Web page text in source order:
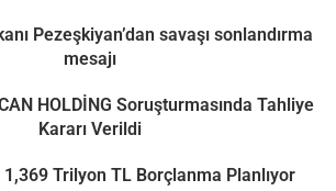
Pezeşkiyan’dan savaşı sonlandırma
mesajı
HOLDİNG Soruşturmasında Tahliye
Kararı Verildi
Trilyon TL Borçlanma Planlıyor